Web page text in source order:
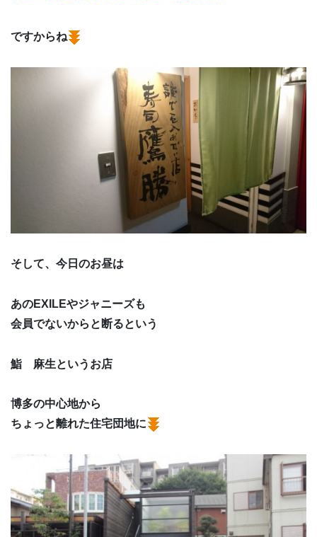
ですからね
そして、今日のお昼は
あのEXILEやジャニーズも
会員でないからと断るという
鮨 麻生というお店
博多の中心地から
ちょっと離れた住宅団地に